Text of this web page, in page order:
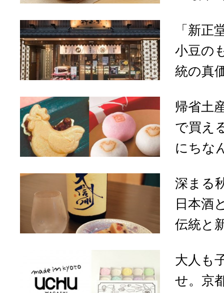
「新正
小豆の
統の真
帰省土
で買え
にちな
深まる
日本酒
伝統と
大人も
せ。京